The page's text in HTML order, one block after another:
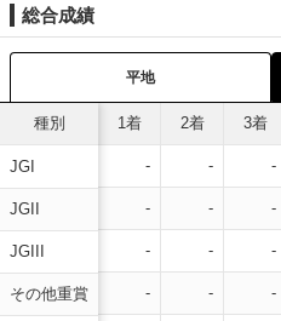
総合成績
平地
種別
JGI
JGII
JGIII
その他重賞
1着 2着 3着
- - -
- - -
- - -
- - -